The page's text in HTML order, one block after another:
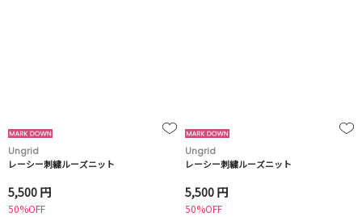
Ungrid
レーシー刺繍ルーズニット
5,500 円
50%OFF
Ungrid
レーシー刺繍ルーズニット
5,500 円
50%OFF